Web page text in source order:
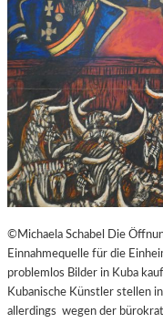
©Michaela Schabel Die
Einnahmequelle für die
problemlos Bilder in Kuba
Kubanische Künstler stellen
allerdings wegen der